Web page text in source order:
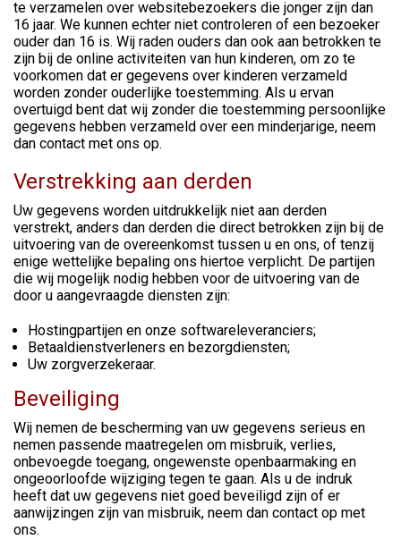
te verzamelen over websitebezoekers die jonger zijn dan
16 jaar. We kunnen echter niet controleren of een bezoeker
ouder dan 16 is. Wij raden ouders dan ook aan betrokken te
zijn bij de online activiteiten van hun kinderen, om zo te
voorkomen dat er gegevens over kinderen verzameld
worden zonder ouderlijke toestemming. Als u ervan
overtuigd bent dat wij zonder die toestemming persoonlijke
gegevens hebben verzameld over een minderjarige, neem
dan contact met ons op.
Verstrekking aan derden
Uw gegevens worden uitdrukkelijk niet aan derden
verstrekt, anders dan derden die direct betrokken zijn bij de
uitvoering van de overeenkomst tussen u en ons, of tenzij
enige wettelijke bepaling ons hiertoe verplicht. De partijen
die wij mogelijk nodig hebben voor de uitvoering van de
door u aangevraagde diensten zijn:
Hostingpartijen en onze softwareleveranciers;
Betaaldienstverleners en bezorgdiensten;
Uw zorgverzekeraar.
Beveiliging
Wij nemen de bescherming van uw gegevens serieus en
nemen passende maatregelen om misbruik, verlies,
onbevoegde toegang, ongewenste openbaarmaking en
ongeoorloofde wijziging tegen te gaan. Als u de indruk
heeft dat uw gegevens niet goed beveiligd zijn of er
aanwijzingen zijn van misbruik, neem dan contact op met
ons.